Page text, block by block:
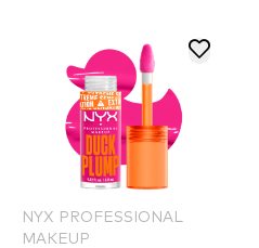
NYX PROFESSIONAL
MAKEUP